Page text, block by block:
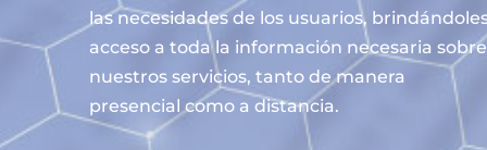
las necesidades de los usuarios,
acceso a toda la información necesaria sobre
nuestros servicios, tanto de manera
presencial como a distancia.